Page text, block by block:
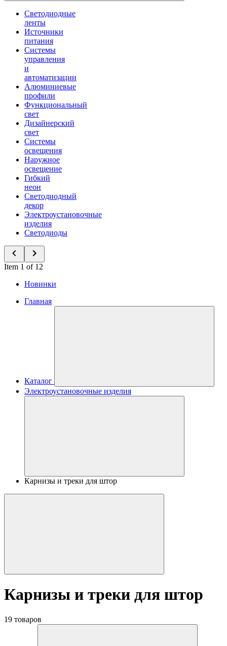
Светодиодные
ленты
Источники
питания
Системы
управления
и
автоматизации
Алюминиевые
профили
Функциональный
свет
Дизайнерский
свет
Системы
освещения
Наружное
освещение
Гибкий
неон
Светодиодный
декор
Электроустановочные
изделия
Светодиоды
Item 1 of 12
Новинки
Главная
Каталог
Электроустановочные изделия
Карнизы и треки для штор
Карнизы и треки для штор
19 товаров